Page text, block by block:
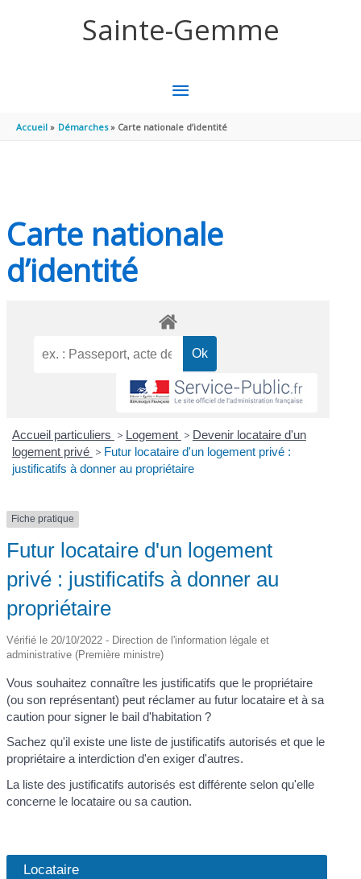
Sainte-Gemme
MENU
PRINCIPAL
Accueil Démarches Carte nationale d’identité
Carte nationale
d’identité
Accueil particuliers > Logement > Devenir locataire d'un
logement privé > Futur locataire d'un logement privé :
justificatifs à donner au propriétaire
Fiche pratique
Futur locataire d'un logement
privé : justificatifs à donner au
propriétaire
Vérifié le 20/10/2022 - Direction de l'information légale et
administrative (Première ministre)
Vous souhaitez connaître les justificatifs que le propriétaire
(ou son représentant) peut réclamer au futur locataire et à sa
caution pour signer le bail d'habitation ?
Sachez qu'il existe une liste de justificatifs autorisés et que le
propriétaire a interdiction d'en exiger d'autres.
La liste des justificatifs autorisés est différente selon qu'elle
concerne le locataire ou sa caution.
Locataire